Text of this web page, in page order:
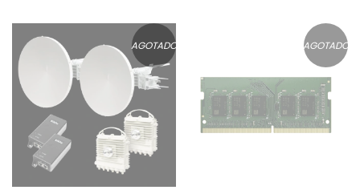
AGOTADO AGOTADO